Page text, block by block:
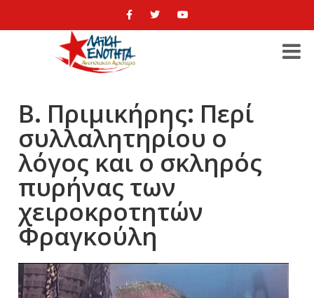
Β. Πριμικήρης: Περί
συλλαλητηρίου ο
λόγος και ο σκληρός
πυρήνας των
χειροκροτητών
Φραγκούλη